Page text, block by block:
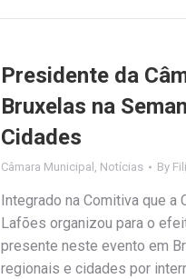
Presidente da
Bruxelas na
Cidades
Câmara Municipal , Notícias By
Integrado na Comitiva que
Lafões organizou para o
presente neste evento em
regionais e cidades por